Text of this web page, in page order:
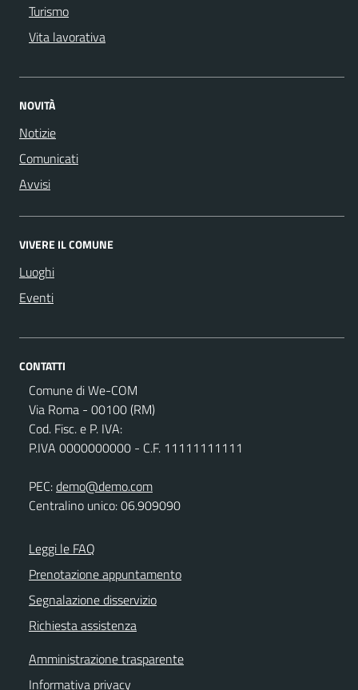
Turismo
Vita lavorativa
NOVITÀ
Notizie
Comunicati
Avvisi
VIVERE IL COMUNE
Luoghi
Eventi
CONTATTI
Comune di We-COM
Via Roma - 00100 (RM)
Cod. Fisc. e P. IVA:
P.IVA 0000000000 - C.F. 11111111111
PEC:demo@demo.com
Centralino unico: 06.909090
Leggi le FAQ
Prenotazione appuntamento
Segnalazione disservizio
Richiesta assistenza
Amministrazione trasparente
Informativa privacy